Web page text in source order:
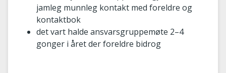
jamleg munnleg kontakt med foreldre og
kontaktbok
det vart halde ansvarsgruppemøte 2–4
gonger i året der foreldre bidrog